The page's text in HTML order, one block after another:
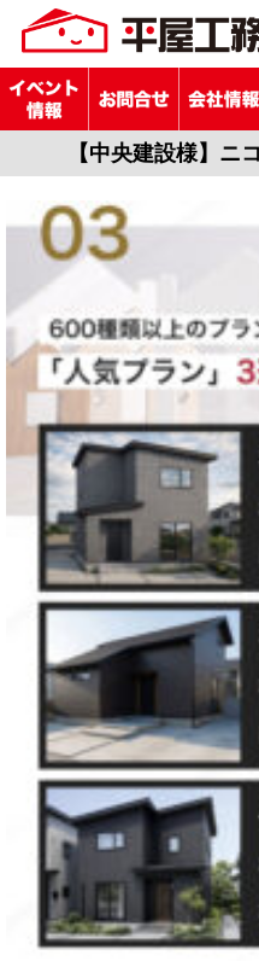
【中央建設様】ニ